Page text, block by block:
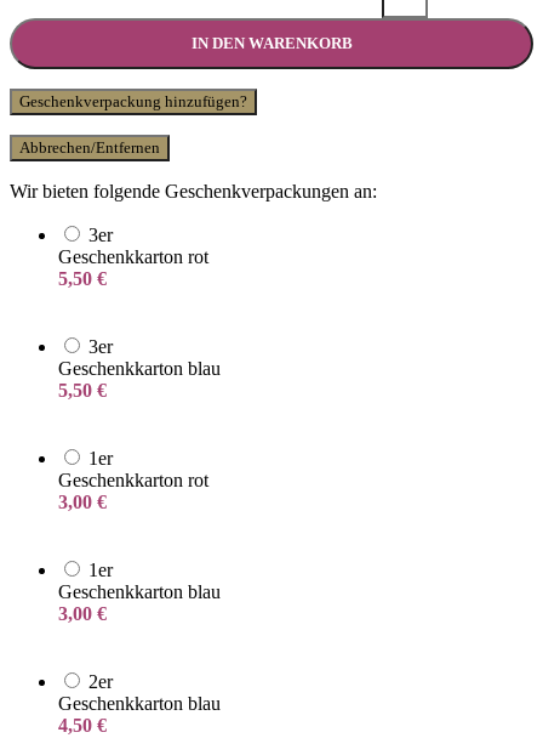
IN DEN WARENKORB
Geschenkverpackung hinzufügen?
Abbrechen/Entfernen
Wir bieten folgende Geschenkverpackungen an:
3er
Geschenkkarton rot
5,50 €
3er
Geschenkkarton blau
5,50 €
1er
Geschenkkarton rot
3,00 €
1er
Geschenkkarton blau
3,00 €
2er
Geschenkkarton blau
4,50 €